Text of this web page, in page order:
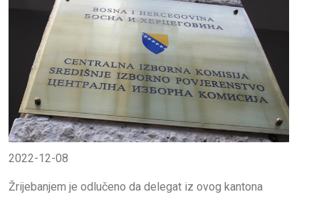
2022-12-08
Žrijebanjem je odlučeno da delegat iz ovog kantona